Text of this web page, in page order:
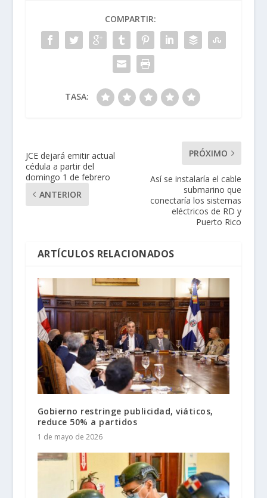
COMPARTIR:
TASA:
JCE dejará emitir actual
cédula a partir del
domingo 1 de febrero
ANTERIOR
PRÓXIMO
Así se instalaría el cable
submarino que
conectaría los sistemas
eléctricos de RD y
Puerto Rico
ARTÍCULOS RELACIONADOS
Gobierno restringe publicidad, viáticos,
reduce 50% a partidos
1 de mayo de 2026